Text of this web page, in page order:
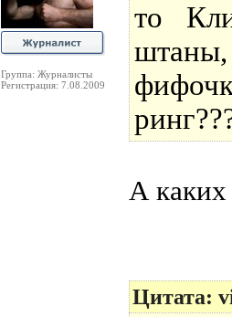
Группа: Журналисты
Регистрация: 7.08.2009
то
А
Цитата: